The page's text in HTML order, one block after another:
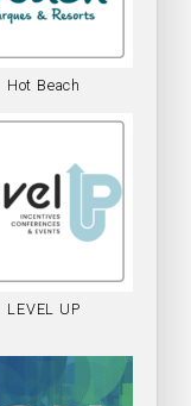
Hot Beach
LEVEL UP